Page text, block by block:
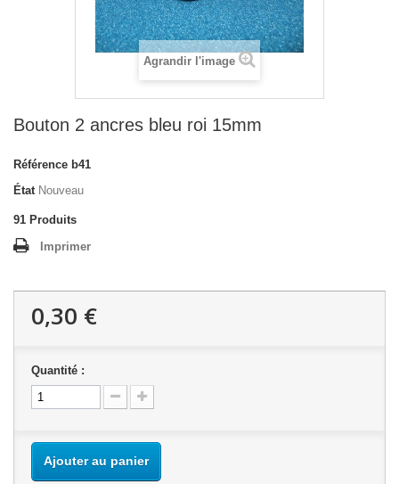
Agrandir l'image
Bouton 2 ancres bleu roi 15mm
Référence b41
État Nouveau
91 Produits
Imprimer
0,30 €
Quantité :
Ajouter au panier